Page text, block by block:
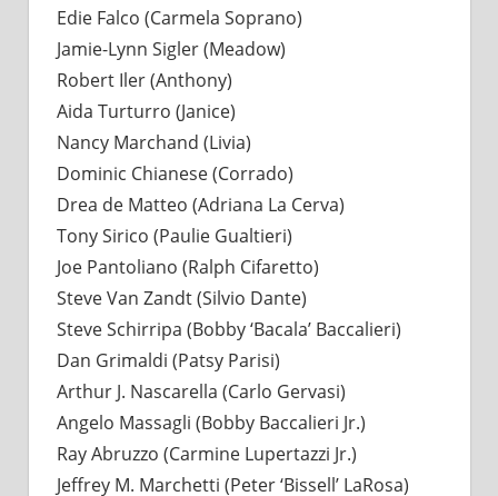
Edie Falco (Carmela Soprano)
Jamie-Lynn Sigler (Meadow)
Robert Iler (Anthony)
Aida Turturro (Janice)
Nancy Marchand (Livia)
Dominic Chianese (Corrado)
Drea de Matteo (Adriana La Cerva)
Tony Sirico (Paulie Gualtieri)
Joe Pantoliano (Ralph Cifaretto)
Steve Van Zandt (Silvio Dante)
Steve Schirripa (Bobby ‘Bacala’ Baccalieri)
Dan Grimaldi (Patsy Parisi)
Arthur J. Nascarella (Carlo Gervasi)
Angelo Massagli (Bobby Baccalieri Jr.)
Ray Abruzzo (Carmine Lupertazzi Jr.)
Jeffrey M. Marchetti (Peter ‘Bissell’ LaRosa)